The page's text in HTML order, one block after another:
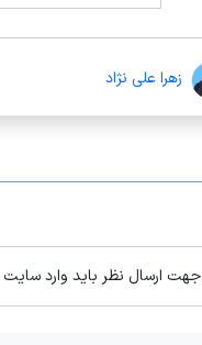
زهرا علی نژاد
جهت ارسال نظر باید وارد